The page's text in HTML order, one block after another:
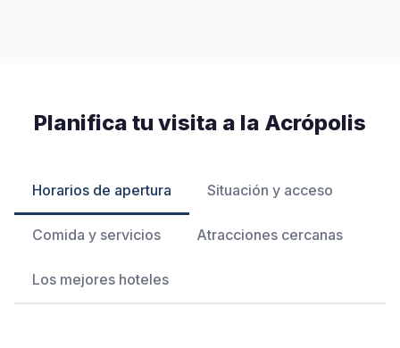
Planifica tu visita a la Acrópolis
Horarios de apertura Situación y acceso
Comida y servicios Atracciones cercanas
Los mejores hoteles